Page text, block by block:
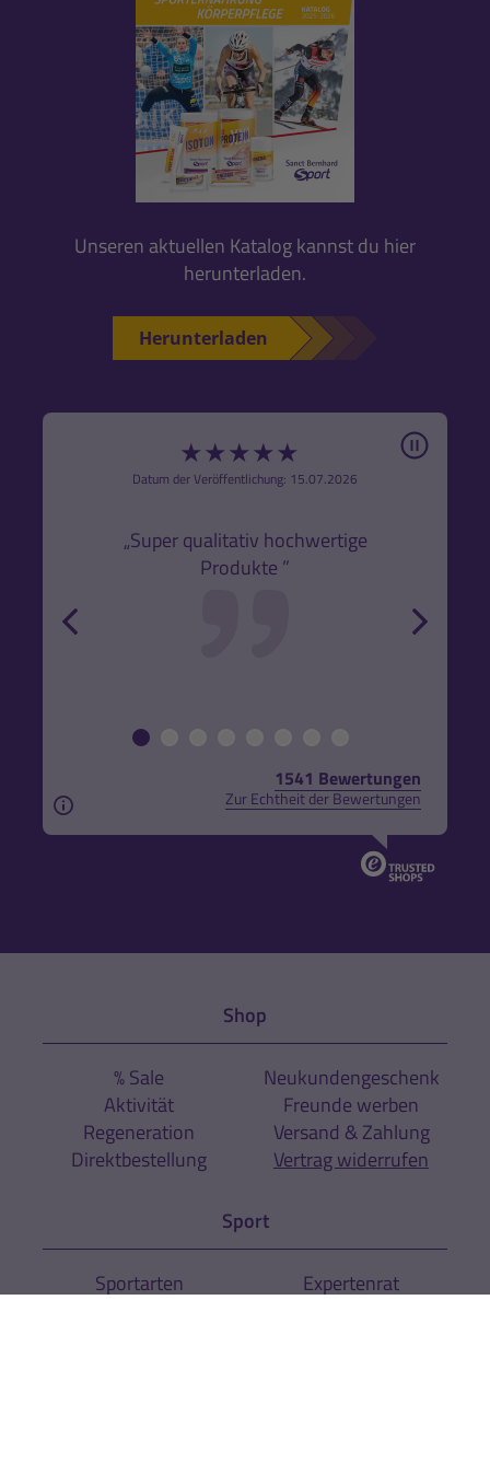
Unseren aktuellen Katalog kannst du hier
herunterladen.
Herunterladen
★★★★★
Datum der Veröffentlichung: 15.07.2026
„Super qualitativ hochwertige
Produkte ”
Pause
1541 Bewertungen
Zur Echtheit der Bewertungen
Aus rechtlichen Gründen weisen wir darauf hin,
Shop
% Sale
Aktivität
Regeneration
Direktbestellung
Neukundengeschenk
Freunde werben
Versand & Zahlung
Vertrag widerrufen
Sport
Sportarten Expertenrat